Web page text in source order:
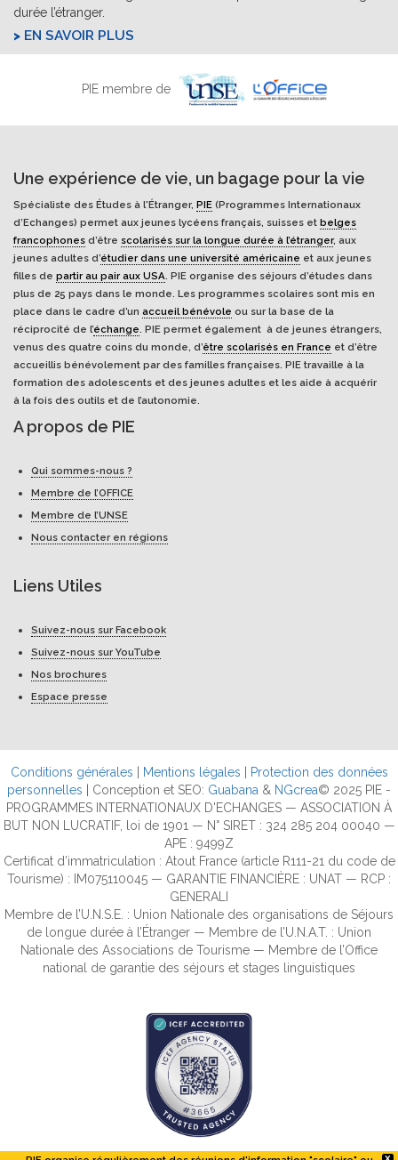
durée l’étranger.
EN SAVOIR PLUS
PIE membre de
Une expérience de vie, un bagage pour la vie
Spécialiste des Études à l'Étranger, PIE (Programmes Internationaux
d’Echanges) permet aux jeunes lycéens français, suisses et belges
francophones d’être scolarisés sur la longue durée à l’étranger, aux
jeunes adultes d’étudier dans une université américaine et aux jeunes
filles de partir au pair aux USA. PIE organise des séjours d’études dans
plus de 25 pays dans le monde. Les programmes scolaires sont mis en
place dans le cadre d’un accueil bénévole ou sur la base de la
réciprocité de l’échange. PIE permet également à de jeunes étrangers,
venus des quatre coins du monde, d’être scolarisés en France et d’être
accueillis bénévolement par des familles françaises. PIE travaille à la
formation des adolescents et des jeunes adultes et les aide à acquérir
à la fois des outils et de l’autonomie.
A propos de PIE
Qui sommes-nous ?
Membre de l’OFFICE
Membre de l’UNSE
Nous contacter en régions
Liens Utiles
Suivez-nous sur Facebook
Suivez-nous sur YouTube
Nos brochures
Espace presse
Conditions générales Mentions légales
Protection des données
personnelles | Conception et SEO: Guabana & NGcrea© 2025 PIE -
PROGRAMMES INTERNATIONAUX D'ECHANGES — ASSOCIATION À
BUT NON LUCRATIF, loi de 1901 — N° SIRET : 324 285 204 00040 —
APE : 9499Z
Certificat d’immatriculation : Atout France (article R111-21 du code de
Tourisme) : IM075110045 — GARANTIE FINANCIÈRE : UNAT — RCP :
GENERALI
Membre de l’U.N.S.E. : Union Nationale des organisations de Séjours
de longue durée à l’Étranger — Membre de l’U.N.A.T. : Union
Nationale des Associations de Tourisme — Membre de l’Office
national de garantie des séjours et stages linguistiques